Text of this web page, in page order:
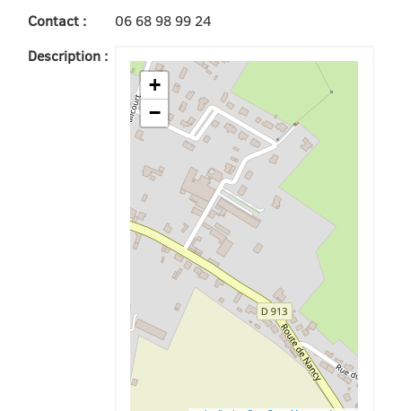
Contact :
06 68 98 99 24
Description :
+
−